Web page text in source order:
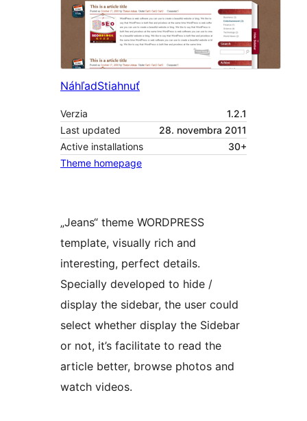
NáhľadStiahnuť
Verzia
1.2.1
Last updated
28. novembra 2011
Active installations
30+
Theme homepage
„Jeans“ theme WORDPRESS
template, visually rich and
interesting, perfect details.
Specially developed to hide /
display the sidebar, the user could
select whether display the Sidebar
or not, it’s facilitate to read the
article better, browse photos and
watch videos.